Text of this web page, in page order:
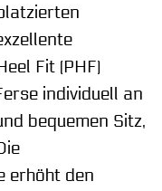
Fit (PHF)
individuell an
bequemen Sitz,
erhöht den